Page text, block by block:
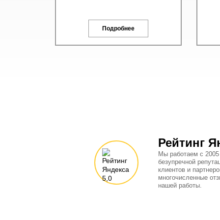
Подробнее
Рейтинг
Мы работаем с
безупречной
клиентов и
многочисленные
нашей работы.